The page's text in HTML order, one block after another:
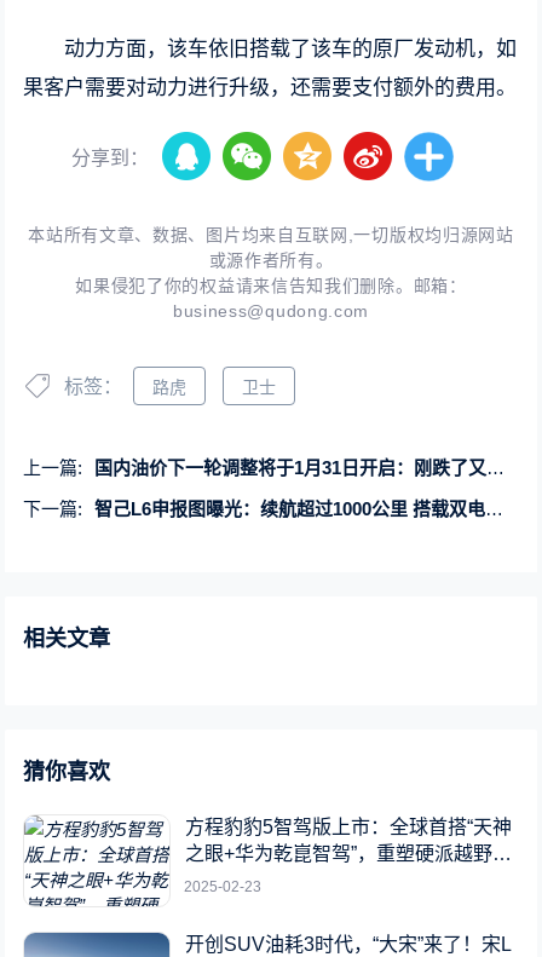
动力方面，该车依旧搭载了该车的原厂发动机，如
果客户需要对动力进行升级，还需要支付额外的费用。
分享到：
本站所有文章、数据、图片均来自互联网,一切版权均归源网站
或源作者所有。
如果侵犯了你的权益请来信告知我们删除。邮箱：
business@qudong.com
标签： 路虎 卫士
上一篇:
国内油价下一轮调整将于1月31日开启：刚跌了又要涨
下一篇:
智己L6申报图曝光：续航超过1000公里 搭载双电机四驱
相关文章
猜你喜欢
方程豹豹5智驾版上市：全球首搭“天神
之眼+华为乾崑智驾”，重塑硬派越野新
标杆
2025-02-23
开创SUV油耗3时代，“大宋”来了！宋L